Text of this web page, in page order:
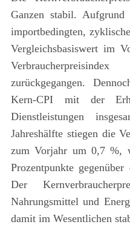
Ganzen stabil.
importbedingten,
Vergleichsbasiswert im
zurückgegangen.
Kern-CPI mit der
Dienstleistungen
Jahreshälfte stiegen die
zum Vorjahr um 0,7 %,
Prozentpunkte
Der
Nahrungsmittel und
damit im Wesentlichen